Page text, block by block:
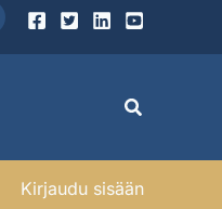
Search
Kirjaudu sisään